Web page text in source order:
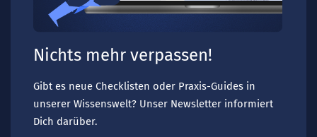
Nichts mehr verpassen!
Gibt es neue Checklisten oder Praxis-Guides in
unserer Wissenswelt? Unser Newsletter informiert
Dich darüber.